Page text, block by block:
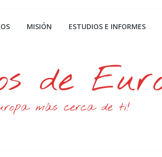
MISIÓN ESTUDIOS E INFORMES
de
más cerca de ti!